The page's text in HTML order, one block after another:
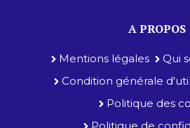
A PROPOS
Mentions légales
Qui
Condition générale
Politique des